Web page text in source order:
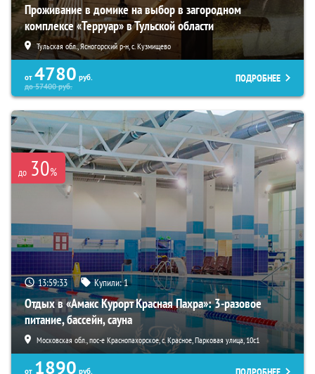
Проживание в домике на выбор в загородном
комплексе «Терруар» в Тульской области
Тульская обл., Ясногорский р-н, с. Кузмищево
от 4780 руб.
до57400руб.
ПОДРОБНЕЕ
до 30%
13:59:32 Купили:1
Отдых в «Амакс Курорт ‎Красная Пахра»: 3-разовое
питание, бассейн, сауна
Московская обл., пос-е Краснопахорское, с. Красное, Парковая улица, 10с1
от 1890 руб.